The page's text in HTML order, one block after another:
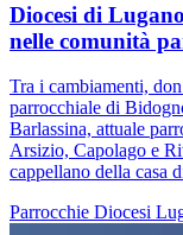
Diocesi di
nelle comunità
Tra i cambiamenti,
parrocchiale di
Barlassina, attuale
Arsizio, Capolago e
cappellano della casa
Parrocchie Diocesi